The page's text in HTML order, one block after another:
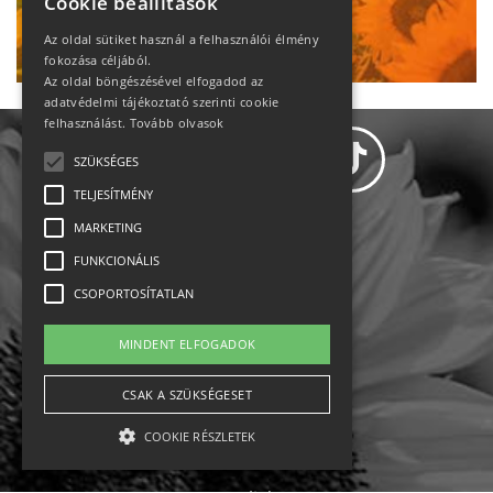
Ne maradj le!
Állásajánlatok
Impresszum-kapcsolat
Jogi nyilatkozat
Rólunk
Az oldal sütiket használ a felhasználói élmény
fokozása céljából.
Az oldal böngészésével elfogadod az
adatvédelmi tájékoztató szerinti cookie
felhasználást. Tovább olvasok
SZÜKSÉGES
TELJESÍTMÉNY
MARKETING
FUNKCIONÁLIS
CSOPORTOSÍTATLAN
MINDENT ELFOGADOK
CSAK A SZÜKSÉGESET
COOKIE RÉSZLETEK